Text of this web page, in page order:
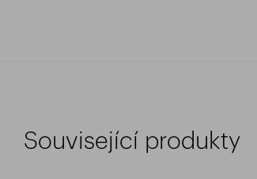
Související produkty